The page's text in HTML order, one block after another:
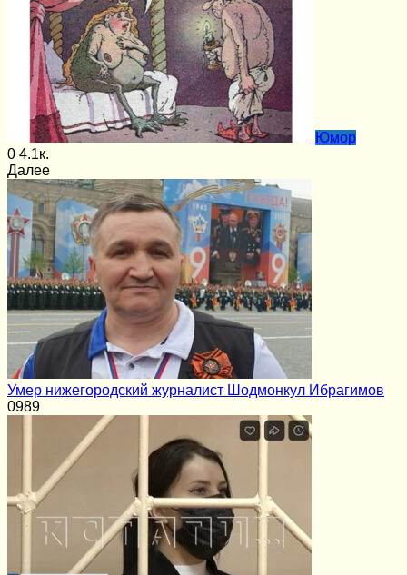
Юмор
0 4.1к.
Далее
Умер нижегородский журналист Шодмонкул Ибрагимов
0989